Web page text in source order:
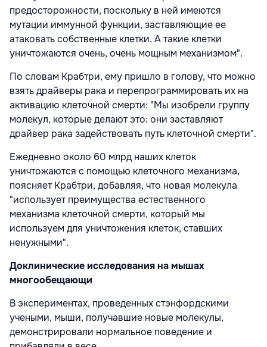
предосторожности, поскольку в ней имеются
мутации иммунной функции, заставляющие ее
атаковать собственные клетки. А такие клетки
уничтожаются очень, очень мощным механизмом".
По словам Крабтри, ему пришло в голову, что можно
взять драйверы рака и перепрограммировать их на
активацию клеточной смерти: "Мы изобрели группу
молекул, которые делают это: они заставляют
драйвер рака задействовать путь клеточной смерти".
Ежедневно около 60 млрд наших клеток
уничтожаются с помощью клеточного механизма,
поясняет Крабтри, добавляя, что новая молекула
"использует преимущества естественного
механизма клеточной смерти, который мы
используем для уничтожения клеток, ставших
ненужными".
Доклинические исследования на мышах
многообещающи
В экспериментах, проведенных стэнфордскими
учеными, мыши, получавшие новые молекулы,
демонстрировали нормальное поведение и